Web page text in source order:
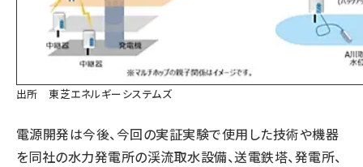
出所 東芝エネルギーシステムズ
電源開発は今後、今回の実証実験で使用した技術や機器
を同社の水力発電所の渓流取水設備、送電鉄塔、発電所、